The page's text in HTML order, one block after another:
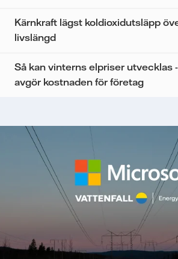
Kärnkraft lägst koldioxidutsläpp
livslängd
Så kan vinterns elpriser utvecklas
avgör kostnaden för företag